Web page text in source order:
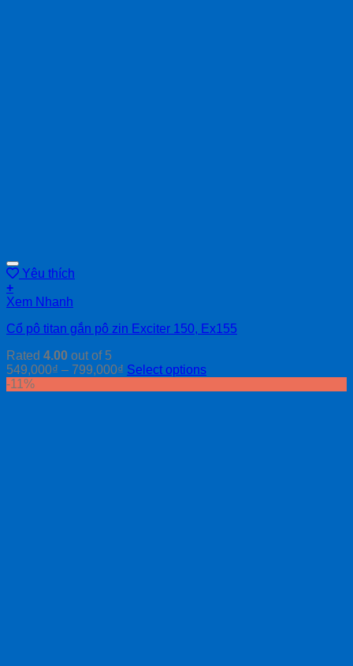
Yêu thích
+
Xem Nhanh
Cổ pô titan gắn pô zin Exciter 150, Ex155
Rated 4.00 out of 5
549,000₫ – 799,000₫ Select options
-11%